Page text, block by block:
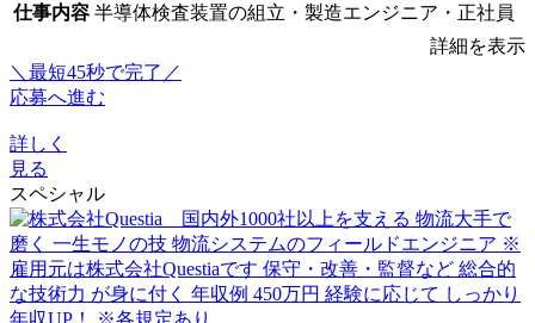
仕事内容 半導体検査装置の組立・製造エンジニア・正社員
詳細を表示
＼最短45秒で完了／
応募へ進む
詳しく
見る
スペシャル